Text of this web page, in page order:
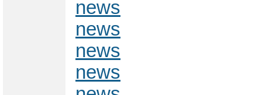
news
news
news
news